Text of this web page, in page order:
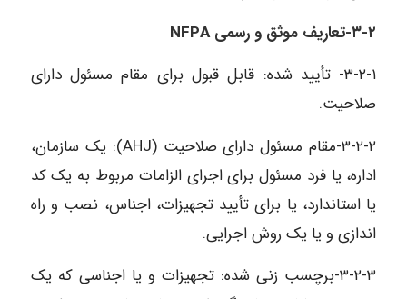
۳-۲- تعاریف موثق و رسمیNFPA
۳-۲-۱- تأیید شده: قابل قبول برای مقام مسئول دارای
صلاحیت.
۳-۲-۲-مقام مسئول دارای صلاحیت (AHJ): یک سازمان،
اداره، یا فرد مسئول برای اجرای الزامات مربوط به یک کد
یا استاندارد، یا برای تأیید تجهیزات، اجناس، نصب و راه
اندازی و یا یک روش اجرایی.
۳-۲-۳-برچسب زنی شده: تجهیزات و یا اجناسی که یک